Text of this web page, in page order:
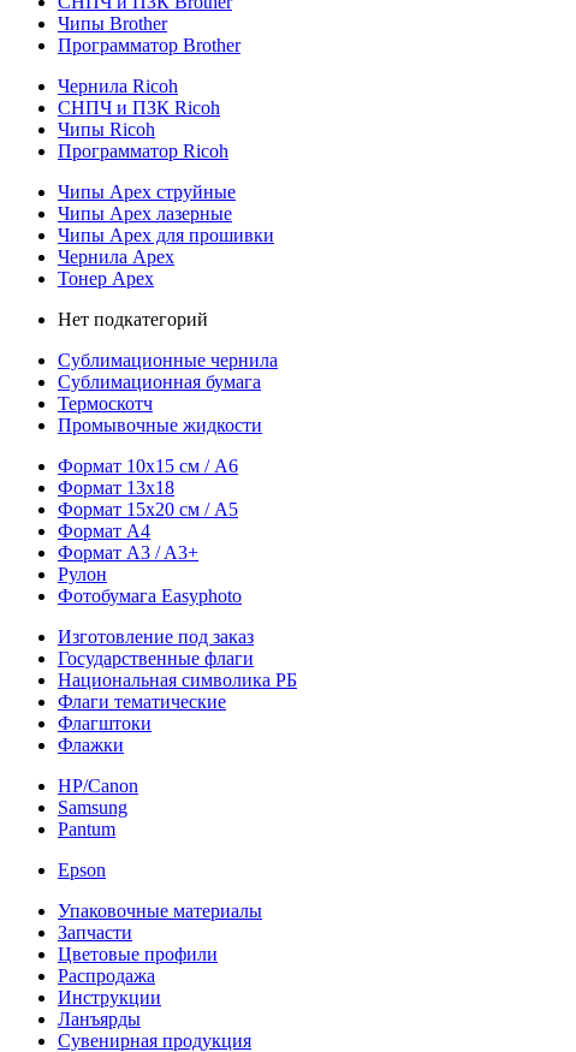
Чипы Brother
Программатор Brother
Чернила Ricoh
СНПЧ и ПЗК Ricoh
Чипы Ricoh
Программатор Ricoh
Чипы Apex струйные
Чипы Apex лазерные
Чипы Apex для прошивки
Чернила Apex
Тонер Apex
Нет подкатегорий
Сублимационные чернила
Сублимационная бумага
Термоскотч
Промывочные жидкости
Формат 10х15 см / A6
Формат 13х18
Формат 15х20 см / A5
Формат А4
Формат A3 / A3+
Рулон
Фотобумага Easyphoto
Изготовление под заказ
Государственные флаги
Национальная символика РБ
Флаги тематические
Флагштоки
Флажки
HP/Canon
Samsung
Pantum
Epson
Упаковочные материалы
Запчасти
Цветовые профили
Распродажа
Инструкции
Ланъярды
Сувенирная продукция